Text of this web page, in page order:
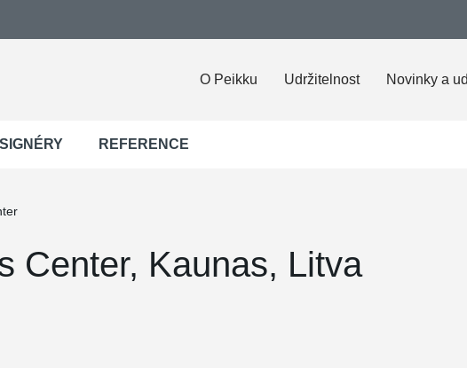
O Peikku Udržitelnost Novinky a
REFERENCE
Center, Kaunas, Litva